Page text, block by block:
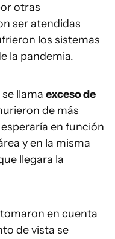
otras
ser atendidas
los sistemas
la pandemia.
llama exceso de
de más
en función
y en la misma
llegara la
en cuenta
de vista se